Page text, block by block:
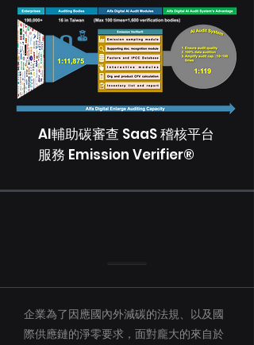
AI輔助碳審查 SaaS 稽核平台
服務 Emission Verifier®
企業為了因應國內外減碳的法規、以及國
際供應鏈的淨零要求，面對龐大的來自於